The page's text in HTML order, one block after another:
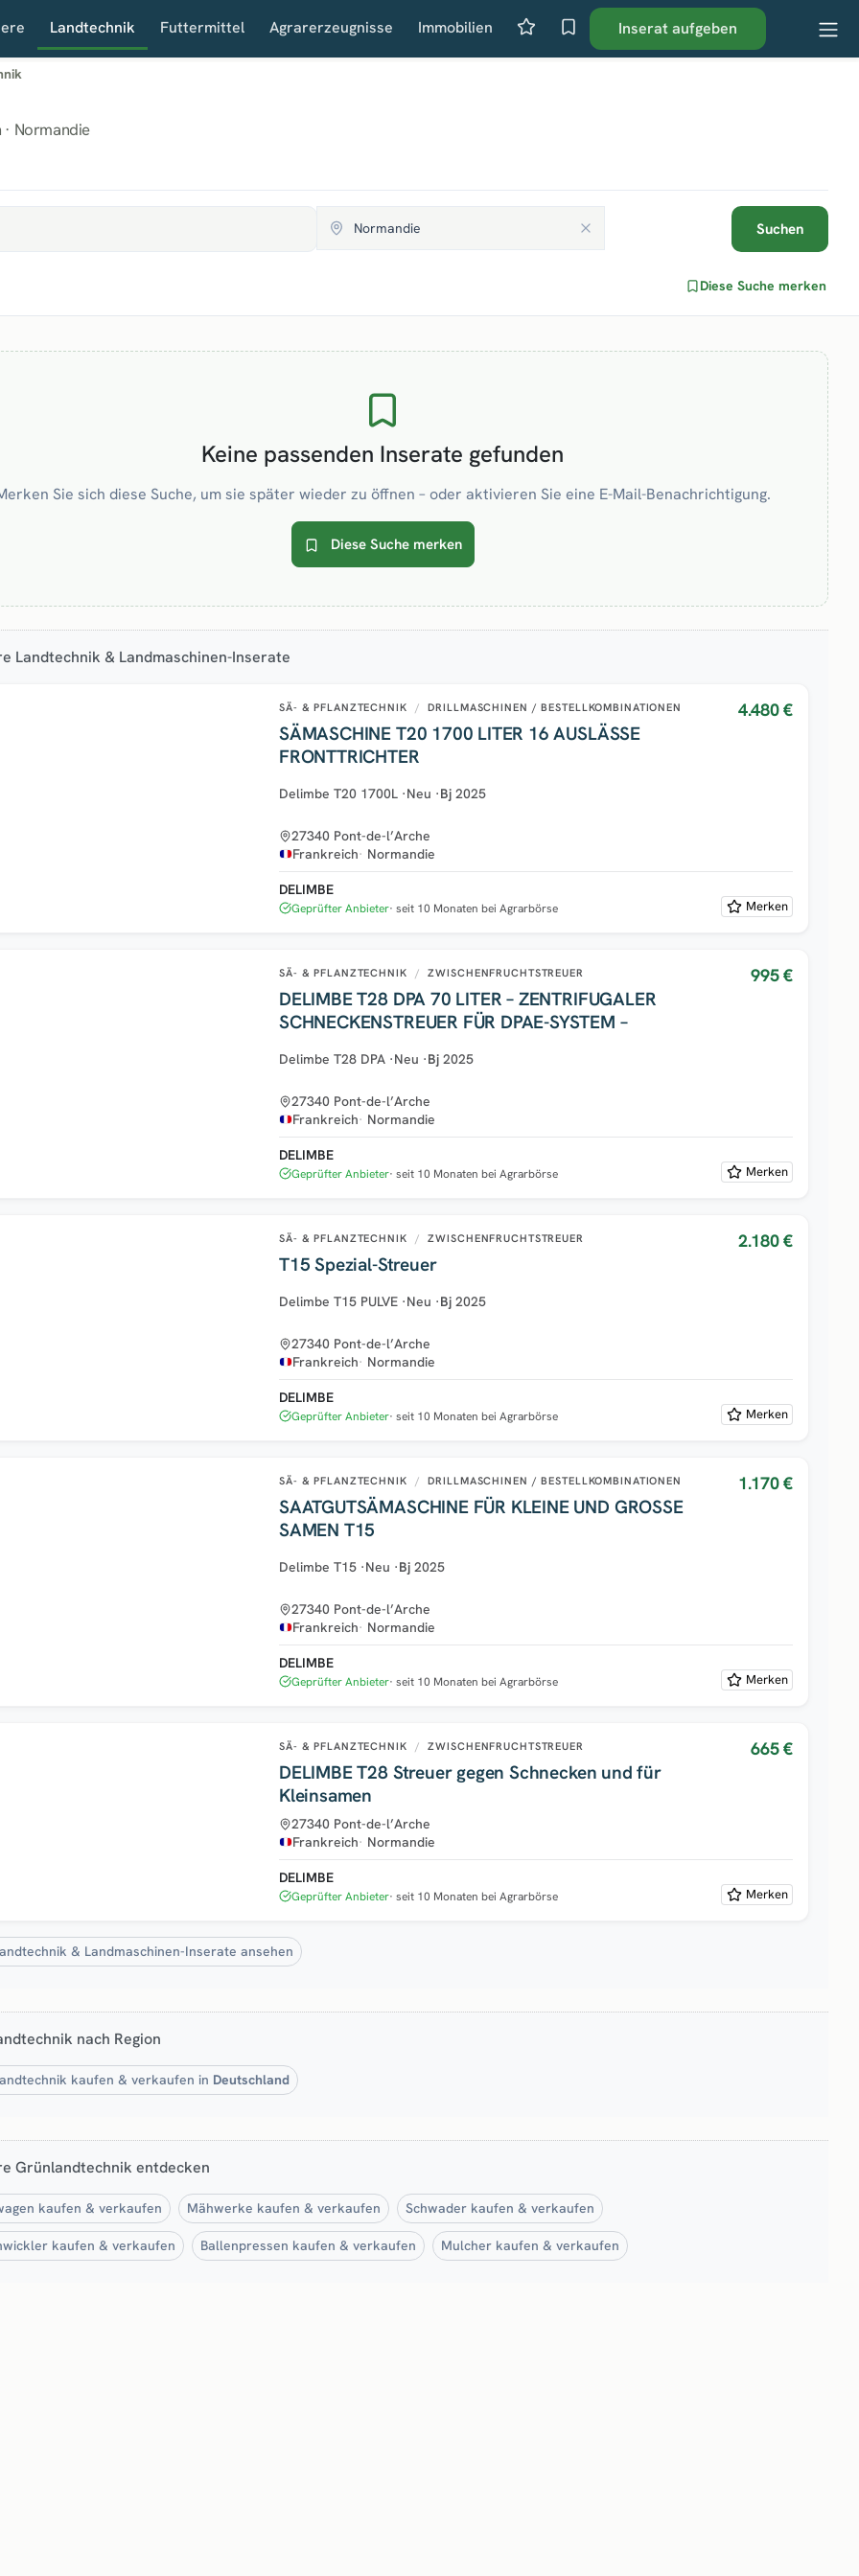
Landtechnik Futtermittel Agrarerzeugnisse Immobilien Inserat aufgeben
Normandie
Suchen
Diese Suche merken
Keine passenden Inserate gefunden
Sie sich diese Suche, um sie später wieder zu öffnen – oder aktivieren Sie eine E-Mail-Benachrichtigung.
Diese Suche merken
Landtechnik & Landmaschinen-Inserate
SÄ- & PFLANZTECHNIK / DRILLMASCHINEN / BESTELLKOMBINATIONEN
SÄMASCHINE T20 1700 LITER 16 AUSLÄSSE
FRONTTRICHTER
4.480 €
Delimbe T20 1700L ·Neu ·Bj 2025
27340 Pont-de-l’Arche
Frankreich
Normandie
DELIMBE
Geprüfter Anbieter seit 10 Monaten bei Agrarbörse Merken
SÄ- & PFLANZTECHNIK / ZWISCHENFRUCHTSTREUER
DELIMBE T28 DPA 70 LITER – ZENTRIFUGALER
SCHNECKENSTREUER FÜR DPAE-SYSTEM –
995 €
Delimbe T28 DPA ·Neu ·Bj 2025
27340 Pont-de-l’Arche
Frankreich
Normandie
DELIMBE
Geprüfter Anbieter seit 10 Monaten bei Agrarbörse Merken
SÄ- & PFLANZTECHNIK / ZWISCHENFRUCHTSTREUER
T15 Spezial-Streuer
2.180 €
Delimbe T15 PULVE ·Neu ·Bj 2025
27340 Pont-de-l’Arche
Frankreich
Normandie
DELIMBE
Geprüfter Anbieter seit 10 Monaten bei Agrarbörse Merken
SÄ- & PFLANZTECHNIK / DRILLMASCHINEN / BESTELLKOMBINATIONEN
SAATGUTSÄMASCHINE FÜR KLEINE UND GROSSE
SAMEN T15
1.170 €
Delimbe T15 ·Neu ·Bj 2025
27340 Pont-de-l’Arche
Frankreich
Normandie
DELIMBE
Geprüfter Anbieter seit 10 Monaten bei Agrarbörse Merken
SÄ- & PFLANZTECHNIK / ZWISCHENFRUCHTSTREUER
DELIMBE T28 Streuer gegen Schnecken und für
Kleinsamen
665 €
27340 Pont-de-l’Arche
Frankreich
Normandie
DELIMBE
Geprüfter Anbieter seit 10 Monaten bei Agrarbörse Merken
& Landmaschinen-Inserate ansehen
nach Region
kaufen & verkaufen in Deutschland
Grünlandtechnik entdecken
kaufen & verkaufen Mähwerke kaufen & verkaufen Schwader kaufen & verkaufen
kaufen & verkaufen Ballenpressen kaufen & verkaufen Mulcher kaufen & verkaufen